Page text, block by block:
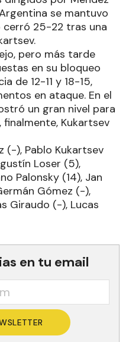
se mantuvo
cerró 25-22 tras una
pero más tarde
en su bloqueo
de 12-11 y 18-15,
en ataque. En el
un gran nivel para
Kukartsev
(-), Pablo Kukartsev
Loser (5),
Palonsky (14), Jan
Gómez (-),
Giraudo (-), Lucas
en tu email